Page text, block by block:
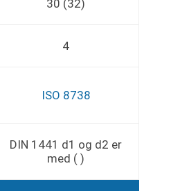
30 (32)
4
ISO 8738
DIN 1441 d1 og d2 er
med ( )